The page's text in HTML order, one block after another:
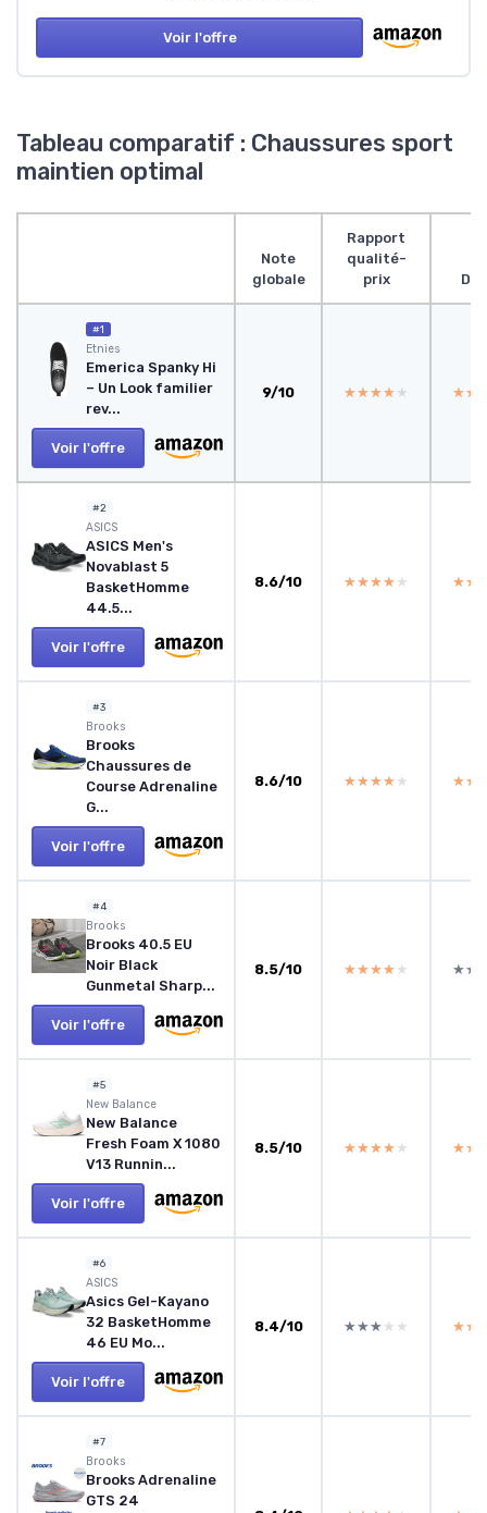
Voir l'offre
Tableau comparatif : Chaussures sport
maintien optimal
Note
globale
Rapport
qualité-
prix
#1
Etnies
Emerica Spanky Hi
– Un Look familier
rev...
Voir l'offre
9/10 ★★★★★
★★★★★
#2
ASICS
ASICS Men's
Novablast 5
BasketHomme
44.5...
Voir l'offre
8.6/10 ★★★★★
★★★★★
#3
Brooks
Brooks
Chaussures de
Course Adrenaline
G...
Voir l'offre
8.6/10 ★★★★★
★★★★★
#4
Brooks
Brooks 40.5 EU
Noir Black
Gunmetal Sharp...
Voir l'offre
8.5/10 ★★★★★
★★★★★
#5
New Balance
New Balance
Fresh Foam X 1080
V13 Runnin...
Voir l'offre
8.5/10 ★★★★★
★★★★★
#6
ASICS
Asics Gel-Kayano
32 BasketHomme
46 EU Mo...
Voir l'offre
8.4/10 ★★★★★
★★★★★
#7
Brooks
Brooks Adrenaline
GTS 24